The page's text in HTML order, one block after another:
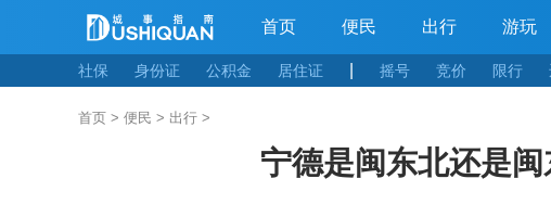
首页 便民 出行 游玩
社保 身份证 公积金 居住证 摇号 竞价 限行
首页 > 便民 > 出行 >
宁德是闽东北还是